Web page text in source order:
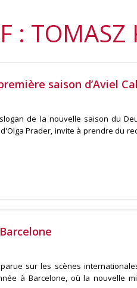
: TOMASZ
saison d’Aviel
de la nouvelle saison du
Prader, invite à prendre du
sur les scènes
à Barcelone, où la nouvelle